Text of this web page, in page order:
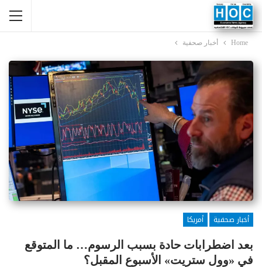
Home أخبار صحفية
أخبار صحفية
أمريكا
بعد اضطرابات حادة بسبب الرسوم… ما المتوقع
في «وول ستريت» الأسبوع المقبل؟